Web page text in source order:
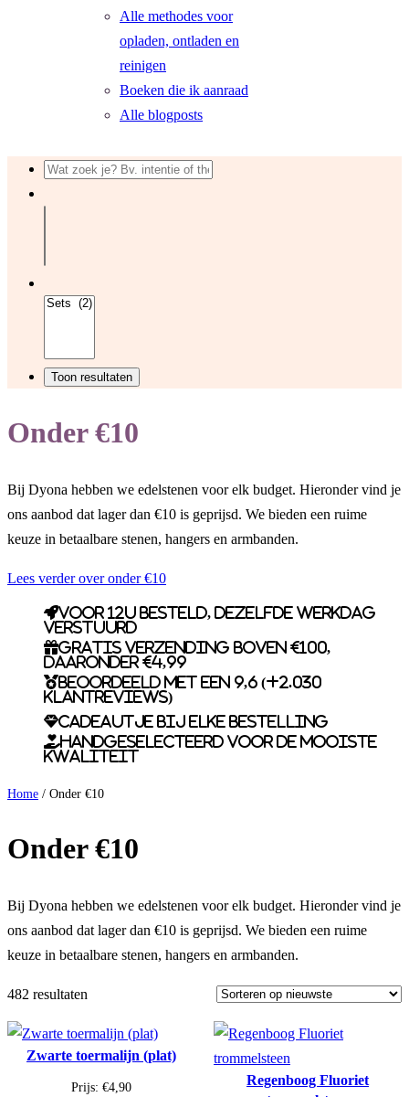
Alle methodes voor
opladen, ontladen en
reinigen
Boeken die ik aanraad
Alle blogposts
Onder €10
Bij Dyona hebben we edelstenen voor elk budget. Hieronder vind je
ons aanbod dat lager dan €10 is geprijsd. We bieden een ruime
keuze in betaalbare stenen, hangers en armbanden.
Lees verder over onder €10
Voor 12u besteld, dezelfde werkdag
verstuurd
Gratis verzending boven €100,
daaronder €4,99
Beoordeeld met een 9,6 (+2.030
klantreviews)
Cadeautje bij elke bestelling
Handgeselecteerd voor de mooiste
kwaliteit
Home / Onder €10
Onder €10
Bij Dyona hebben we edelstenen voor elk budget. Hieronder vind je
ons aanbod dat lager dan €10 is geprijsd. We bieden een ruime
keuze in betaalbare stenen, hangers en armbanden.
482 resultaten
Zwarte toermalijn (plat)
Prijs: €4,90
Regenboog Fluoriet